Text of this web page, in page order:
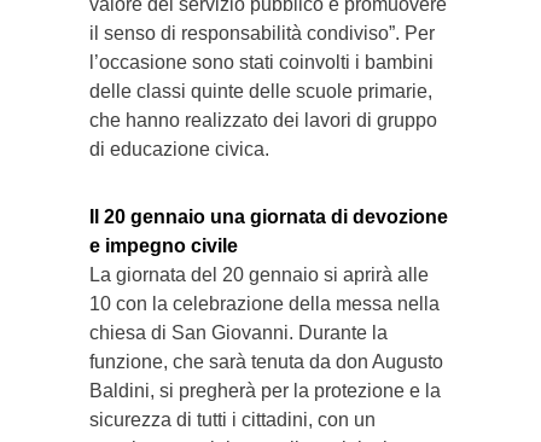
valore del servizio pubblico e promuovere
il senso di responsabilità condiviso”. Per
l’occasione sono stati coinvolti i bambini
delle classi quinte delle scuole primarie,
che hanno realizzato dei lavori di gruppo
di educazione civica.
Il 20 gennaio una giornata di devozione
e impegno civile
La giornata del 20 gennaio si aprirà alle
10 con la celebrazione della messa nella
chiesa di San Giovanni. Durante la
funzione, che sarà tenuta da don Augusto
Baldini, si pregherà per la protezione e la
sicurezza di tutti i cittadini, con un